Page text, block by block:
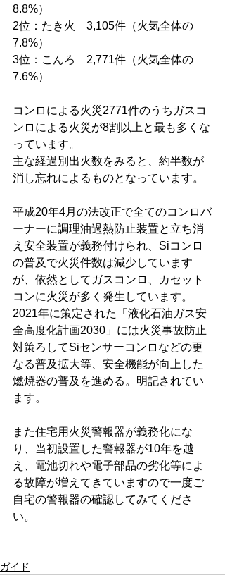
8.8%）
2位：たき火　3,105件（火気全体の
7.8%）
3位：こんろ　2,771件（火気全体の
7.6%）
コンロによる火災2771件のうちガスコ
ンロによる火災が8割以上と最も多くな
っています。
主な経過別出火数をみると、約半数が
消し忘れによるものとなっています。
平成20年4月の法改正で全てのコンロバ
ーナーに調理油過熱防止装置と立ち消
え安全装置が義務付けられ、Siコンロ
の普及で火災件数は減少しています
が、依然としてガスコンロ、カセット
コンに火災が多く発生しています。
2021年に策定された「液化石油ガス安
全高度化計画2030」には火災事故防止
対策ろしてSiセンサーコンロなどの更
なる普及拡大等、安全機能が向上した
燃焼器の普及を進める。明記されてい
ます。
また住宅用火災警報器が義務化にな
り、当初設置した警報器が10年を越
え、電池切れや電子部品の劣化等によ
る故障が増えてきていますので一度ご
自宅の警報器の確認してみてくださ
い。
ガイド